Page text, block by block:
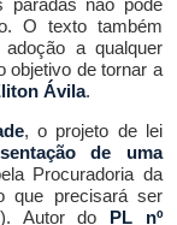
O texto também
a qualquer
objetivo de tornar a
Ávila.
, o projeto de lei
de uma
Procuradoria da
que precisará ser
Autor do PL nº